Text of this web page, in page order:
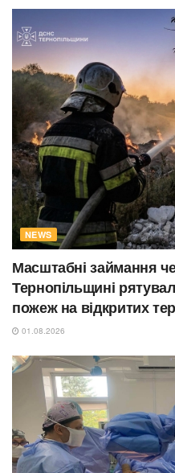
NEWS
Масштабні займання
Тернопільщині
пожеж на відкритих
01.08.2026